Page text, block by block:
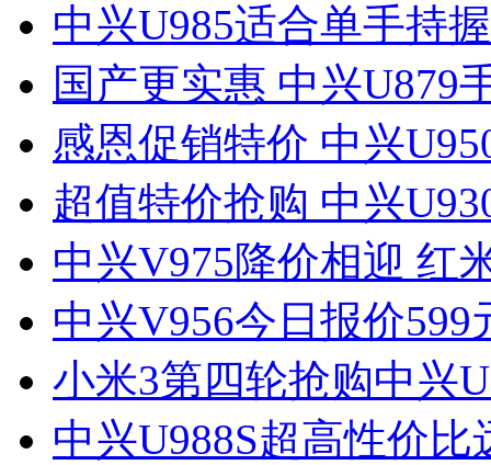
中兴U985适合单手持
国产更实惠 中兴U879
感恩促销特价 中兴
超值特价抢购 中兴
中兴V975降价相迎 红
中兴V956今日报价599
小米3第四轮抢购中兴
中兴U988S超高性价比